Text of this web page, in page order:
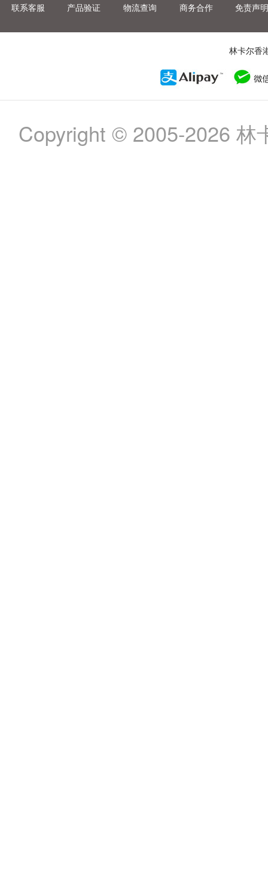
联系客服
产品验证
物流查询
商务合作
免责声
林卡尔香
Copyright © 2005-2026 林